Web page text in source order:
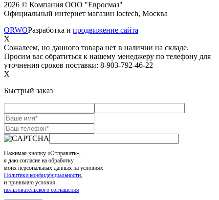
2026 © Компания ООО "Евросмаз"
Официальный интернет магазин loctech, Москва
ORWOРазработка и продвижение сайта
X
Сожалеем, но данного товара нет в наличии на складе.
Просим вас обратиться к нашему менеджеру по телефону для
уточнения сроков поставки: 8-903-792-46-22
X
Быстрый заказ
Нажимая кнопку «Отправить»,
я даю согласие на обработку
моих персональных данных на условиях
Политики конфиденциальности,
и принимаю условия
пользовательского соглашения